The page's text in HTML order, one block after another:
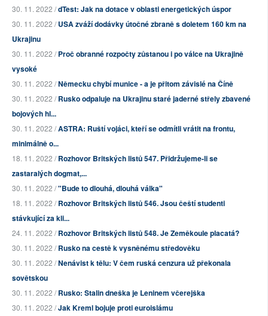
30. 11. 2022 /dTest: Jak na dotace v oblasti energetických úspor
30. 11. 2022 /USA zváží dodávky útočné zbraně s doletem 160 km na
Ukrajinu
30. 11. 2022 /Proč obranné rozpočty zůstanou i po válce na Ukrajině
vysoké
30. 11. 2022 /Německu chybí munice - a je přitom závislé na Číně
30. 11. 2022 /Rusko odpaluje na Ukrajinu staré jaderné střely zbavené
bojových hl...
30. 11. 2022 /ASTRA: Ruští vojáci, kteří se odmítli vrátit na frontu,
minimálně o...
18. 11. 2022 /Rozhovor Britských listů 547. Přidržujeme-li se
zastaralých dogmat,...
30. 11. 2022 /"Bude to dlouhá, dlouhá válka"
18. 11. 2022 /Rozhovor Britských listů 546. Jsou čeští studenti
stávkující za kli...
24. 11. 2022 /Rozhovor Britských listů 548. Je Zeměkoule placatá?
30. 11. 2022 /Rusko na cestě k vysněnému středověku
30. 11. 2022 /Nenávist k tělu: V čem ruská cenzura už překonala
sovětskou
30. 11. 2022 /Rusko: Stalin dneška je Leninem včerejška
30. 11. 2022 /Jak Kreml bojuje proti euroislámu